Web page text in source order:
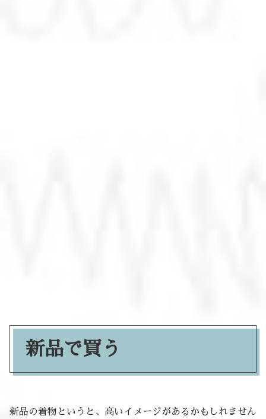
新品で買う
新品の着物というと、高いイメージがあるかもしれません